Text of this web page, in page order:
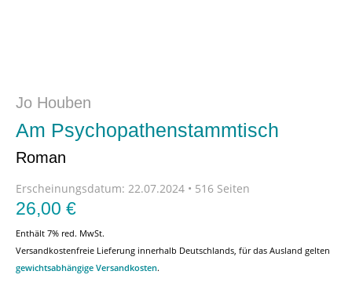
Jo Houben
Am Psychopathenstammtisch
Roman
Erscheinungsdatum: 22.07.2024 • 516 Seiten
26,00 €
Enthält 7% red. MwSt.
Versandkostenfreie Lieferung innerhalb Deutschlands, für das Ausland gelten
gewichtsabhängige Versandkosten.